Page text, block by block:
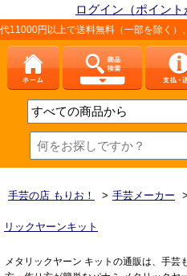
ログイン（ポイント
料（一部を除く）、ネコポス1通250
手芸の店 もりお！ > 手芸メーカー >
リックヤーンキット
メタリックヤーン キットの通販は、手